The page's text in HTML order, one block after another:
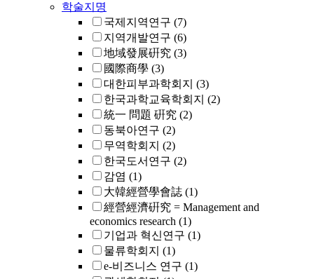
학술지명
국제지역연구 (7)
지역개발연구 (6)
地域發展硏究 (3)
國際商學 (3)
대한피부과학회지 (3)
한국과학교육학회지 (2)
統一 問題 硏究 (2)
동북아연구 (2)
무역학회지 (2)
한국도서연구 (2)
감염 (1)
大韓經營學會誌 (1)
經營經濟硏究 = Management and
economics research (1)
기업과 혁신연구 (1)
물류학회지 (1)
e-비즈니스 연구 (1)